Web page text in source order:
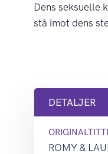
Dens seksuelle
stå imot dens
DETALJER
ROMY &